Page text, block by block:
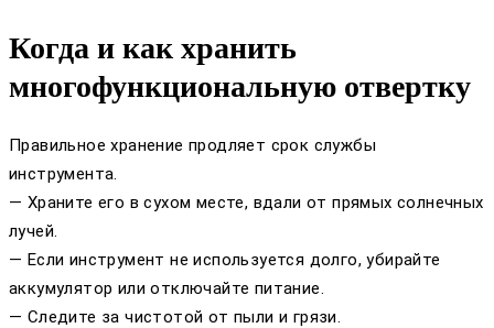
Когда и как хранить
многофункциональную отвертку
Правильное хранение продляет срок службы
инструмента.
— Храните его в сухом месте, вдали от прямых солнечных
лучей.
— Если инструмент не используется долго, убирайте
аккумулятор или отключайте питание.
— Следите за чистотой от пыли и грязи.